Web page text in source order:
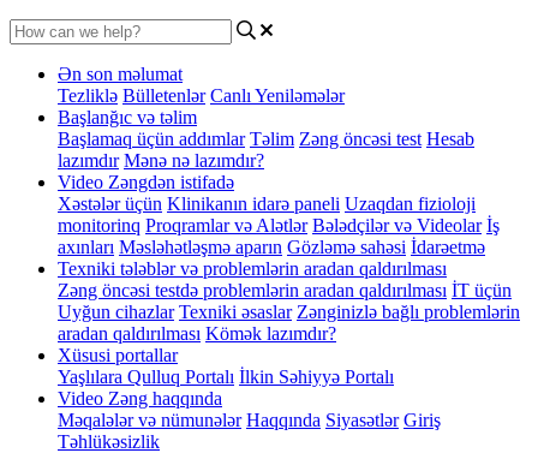
Ən son məlumat
Tezliklə Bülletenlər Canlı Yeniləmələr
Başlanğıc və təlim
Başlamaq üçün addımlar Təlim Zəng öncəsi test Hesab
lazımdır Mənə nə lazımdır?
Video Zəngdən istifadə
Xəstələr üçün Klinikanın idarə paneli Uzaqdan fizioloji
monitorinq Proqramlar və Alətlər Bələdçilər və Videolar İş
axınları Məsləhətləşmə aparın Gözləmə sahəsi İdarəetmə
Texniki tələblər və problemlərin aradan qaldırılması
Zəng öncəsi testdə problemlərin aradan qaldırılması İT üçün
Uyğun cihazlar Texniki əsaslar Zənginizlə bağlı problemlərin
aradan qaldırılması Kömək lazımdır?
Xüsusi portallar
Yaşlılara Qulluq Portalı İlkin Səhiyyə Portalı
Video Zəng haqqında
Məqalələr və nümunələr Haqqında Siyasətlər Giriş
Təhlükəsizlik